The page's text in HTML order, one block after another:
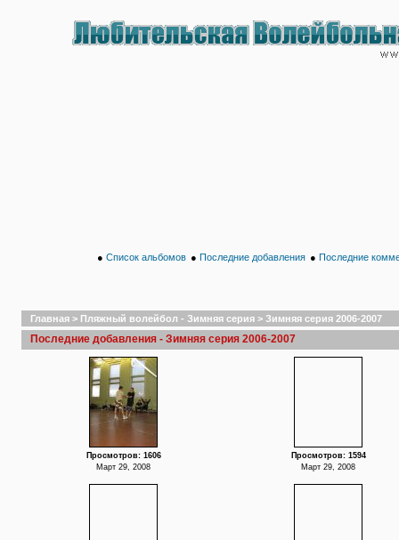
● Список альбомов ● Последние добавления ● Последние
Главная > Пляжный волейбол - Зимняя серия > Зимняя серия 2006-2007
Последние добавления - Зимняя серия 2006-2007
Просмотров: 1606
Март 29, 2008
Просмотров: 1594
Март 29, 2008